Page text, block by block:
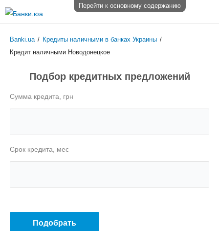
Перейти к основному содержанию
Banki.ua / Кредиты наличными в банках Украины /
Кредит наличными Новодонецкое
Подбор кредитных предложений
Сумма кредита, грн
Срок кредита, мес